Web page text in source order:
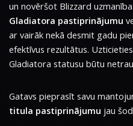
un novēršot Blizzard
Gladiatora pastiprinājumu
ar vairāk nekā desmit gadu
efektīvus rezultātus.
Gladiatora statusu būtu
Gatavs pieprasīt savu
titula pastiprinājumu jau